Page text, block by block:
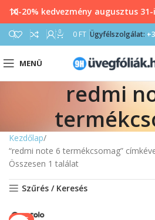
0 0 FT Ügyfélszolgálat:
MENÜ
redmi
Kezdőlap
“redmi note 6 termékcsomag”
Összesen 1 találat
Szűrés / Keresés
10-20% kedvezmény augusztus